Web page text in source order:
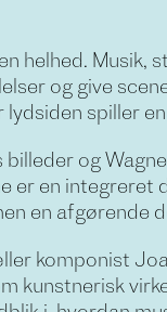
helhed. Musik,
og give
spiller
og
er en integreret
en afgørende
komponist
kunstnerisk